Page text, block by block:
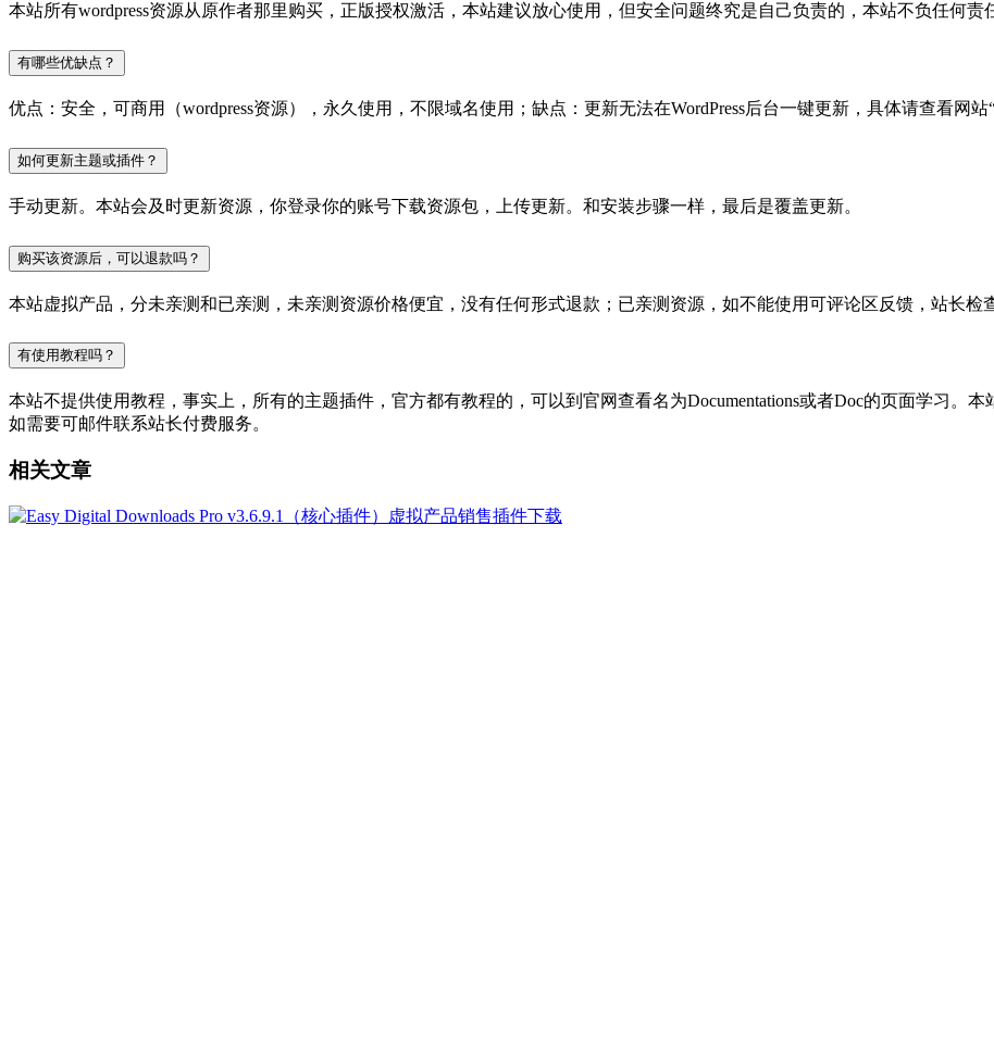
本站所有wordpress资源从原作者那里购买，正版授权激活，本站建议放心使用，但安全问题终究是自己负责的，本站不负任何责
有哪些优缺点？
优点：安全，可商用（wordpress资源），永久使用，不限域名使用；缺点：更新无法在WordPress后台一键更新，具体请查看网站“
如何更新主题或插件？
手动更新。本站会及时更新资源，你登录你的账号下载资源包，上传更新。和安装步骤一样，最后是覆盖更新。
购买该资源后，可以退款吗？
本站虚拟产品，分未亲测和已亲测，未亲测资源价格便宜，没有任何形式退款；已亲测资源，如不能使用可评论区反馈，站长检
有使用教程吗？
本站不提供使用教程，事实上，所有的主题插件，官方都有教程的，可以到官网查看名为Documentations或者Doc的页面学习。
如需要可邮件联系站长付费服务。
相关文章